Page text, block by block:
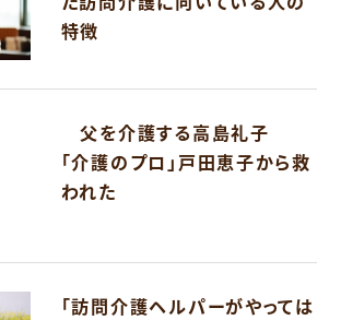
特徴
父を介護する高島礼子
「介護のプロ」戸田恵子から救
われた
「訪問介護ヘルパーがやっては